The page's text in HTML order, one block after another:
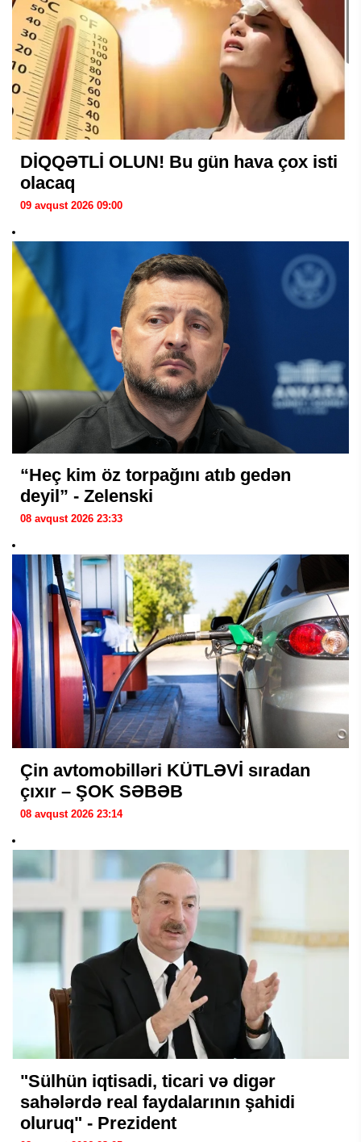
DİQQƏTLİ OLUN! Bu gün hava çox isti
olacaq
09 avqust 2026 09:00
“Heç kim öz torpağını atıb gedən
deyil” - Zelenski
08 avqust 2026 23:33
Çin avtomobilləri KÜTLƏVİ sıradan
çıxır – ŞOK SƏBƏB
08 avqust 2026 23:14
"Sülhün iqtisadi, ticari və digər
sahələrdə real faydalarının şahidi
oluruq" - Prezident